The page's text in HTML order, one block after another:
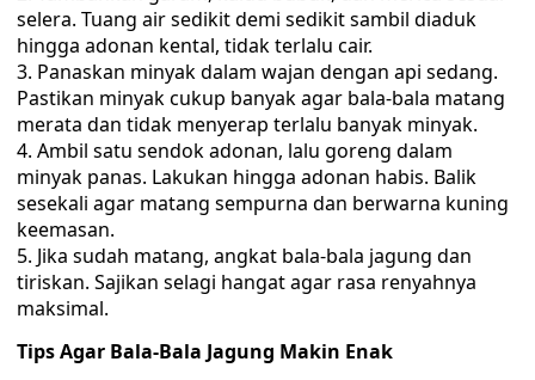
selera. Tuang air sedikit demi sedikit sambil diaduk
hingga adonan kental, tidak terlalu cair.
Panaskan minyak dalam wajan dengan api sedang.
Pastikan minyak cukup banyak agar bala-bala matang
merata dan tidak menyerap terlalu banyak minyak.
Ambil satu sendok adonan, lalu goreng dalam
minyak panas. Lakukan hingga adonan habis. Balik
sesekali agar matang sempurna dan berwarna kuning
keemasan.
Jika sudah matang, angkat bala-bala jagung dan
tiriskan. Sajikan selagi hangat agar rasa renyahnya
maksimal.
Tips Agar Bala-Bala Jagung Makin Enak